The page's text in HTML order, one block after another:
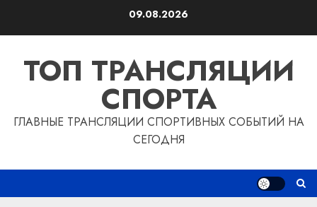
09.08.2026
ТОП ТРАНСЛЯЦИИ
СПОРТА
ГЛАВНЫЕ ТРАНСЛЯЦИИ СПОРТИВНЫХ СОБЫТИЙ НА
СЕГОДНЯ